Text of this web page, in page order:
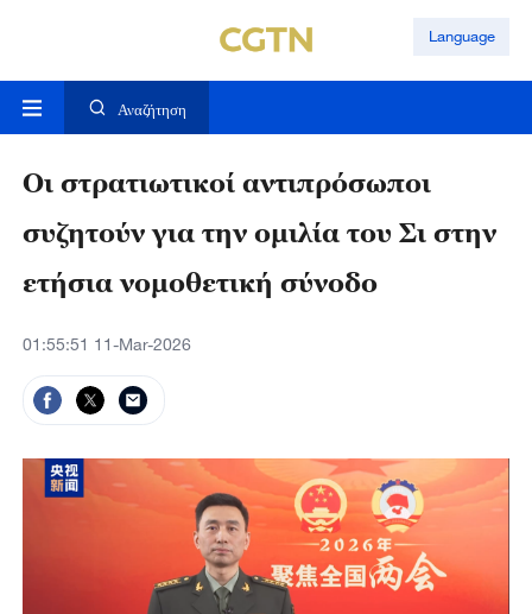
Language
Αναζήτηση
Οι στρατιωτικοί αντιπρόσωποι
συζητούν για την ομιλία του Σι στην
ετήσια νομοθετική σύνοδο
01:55:51 11-Mar-2026